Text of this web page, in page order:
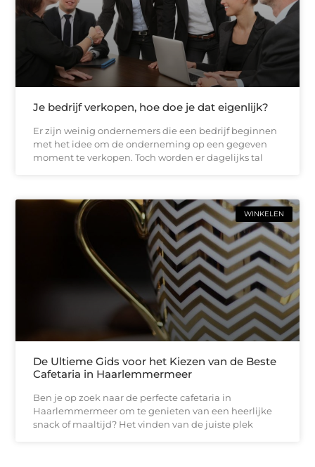
Je bedrijf verkopen, hoe doe je dat eigenlijk?
Er zijn weinig ondernemers die een bedrijf beginnen
met het idee om de onderneming op een gegeven
moment te verkopen. Toch worden er dagelijks tal
WINKELEN
De Ultieme Gids voor het Kiezen van de Beste
Cafetaria in Haarlemmermeer
Ben je op zoek naar de perfecte cafetaria in
Haarlemmermeer om te genieten van een heerlijke
snack of maaltijd? Het vinden van de juiste plek